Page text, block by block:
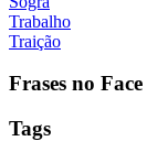
Trabalho
Traição
Frases no Face
Tags